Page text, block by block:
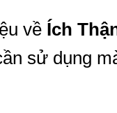
về Ích
sử dụng